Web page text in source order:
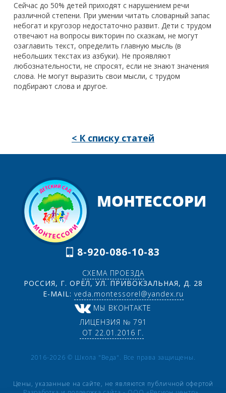
Сейчас до 50% детей приходят с нарушением речи
различной степени. При умении читать словарный запас
небогат и кругозор недостаточно развит. Дети с трудом
отвечают на вопросы викторин по сказкам, не могут
озаглавить текст, определить главную мысль (в
небольших текстах из азбуки). Не проявляют
любознательности, не спросят, если не знают значения
слова. Не могут выразить свои мысли, с трудом
подбирают слова и другое.
< К списку статей
8-920-086-10-83
СХЕМА ПРОЕЗДА
РОССИЯ, Г. ОРЕЛ, УЛ. ПРИВОКЗАЛЬНАЯ, Д. 28
E-MAIL: veda.montessorel@yandex.ru
МЫ ВКОНТАКТЕ
ЛИЦЕНЗИЯ № 791
ОТ 22.01.2016 Г.
2016-2026 © Школа "Веда". Все права защищены.
Цены, указанные на сайте, не являются публичной офертой